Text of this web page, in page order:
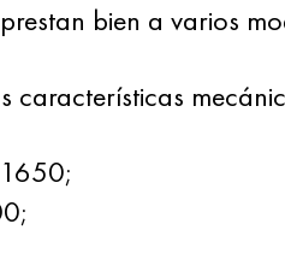
bien a varios
características